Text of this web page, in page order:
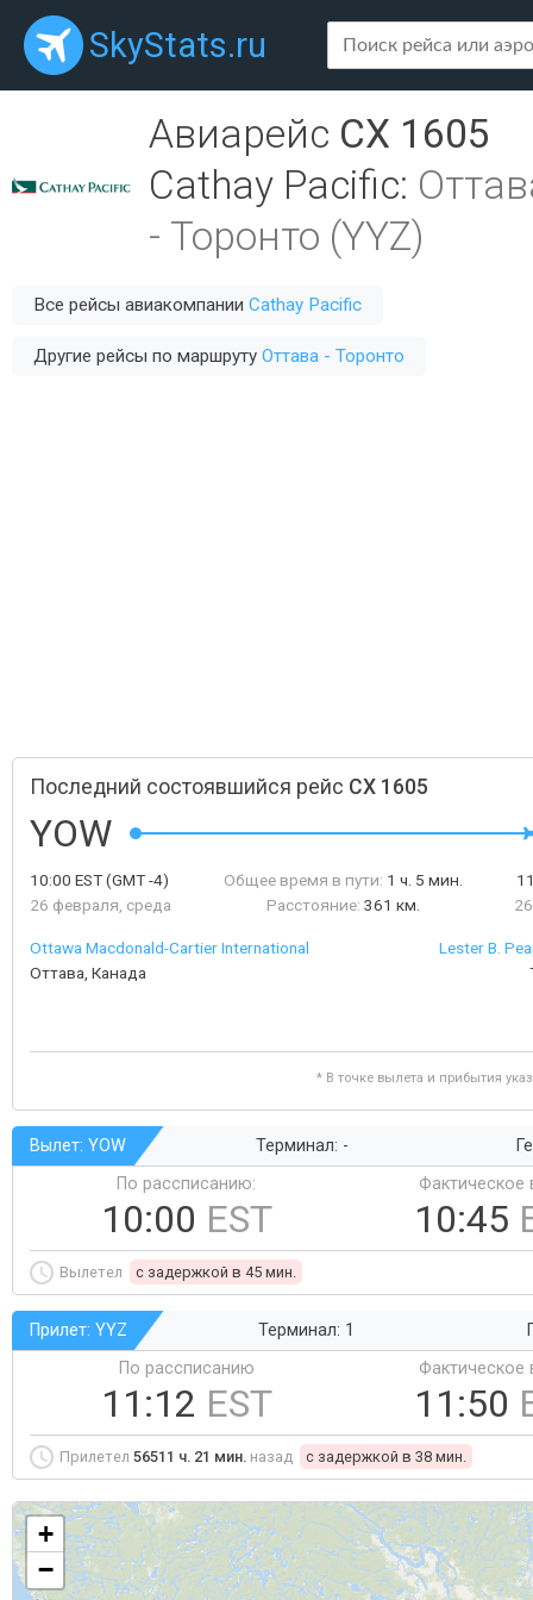
SkyStats.ru
Авиарейс CX 1605
Cathay Pacific:
- Торонто (YYZ)
Все рейсы авиакомпании Cathay Pacific
Другие рейсы по маршруту Оттава - Торонто
Последний состоявшийся рейс CX 1605
YOW
10:00 EST(GMT -4)
26 февраля, среда
Общее время в пути: 1 ч. 5 мин.
Расстояние: 361 км.
Ottawa Macdonald-Cartier International
Оттава, Канада
Lester B.
* В точке вылета и прибытия
Вылет: YOW Терминал: -
По рассписанию:
10:00 EST
Фактическое
10:45
Вылетел c задержкой в 45 мин.
Прилет: YYZ Терминал: 1
По рассписанию
11:12 EST
Фактическое
11:50
Прилетел 56511 ч. 21 мин. назад c задержкой в 38 мин.
+
−